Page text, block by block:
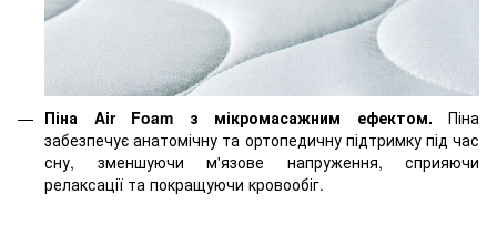
Піна Air Foam з мікромасажним ефектом. Піна
забезпечує анатомічну та ортопедичну підтримку під час
сну, зменшуючи м'язове напруження, сприяючи
релаксації та покращуючи кровообіг.